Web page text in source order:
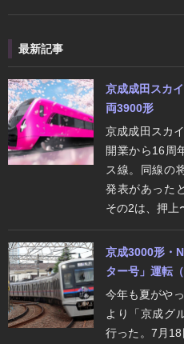
最新記事
京成成田スカ
両3900形
京成成田スカ
開業から16周
ス線。同線の
発表があった
その2は、押上
京成3000形・
ター号」運転（
今年も夏がや
より「京成グ
行った。7月